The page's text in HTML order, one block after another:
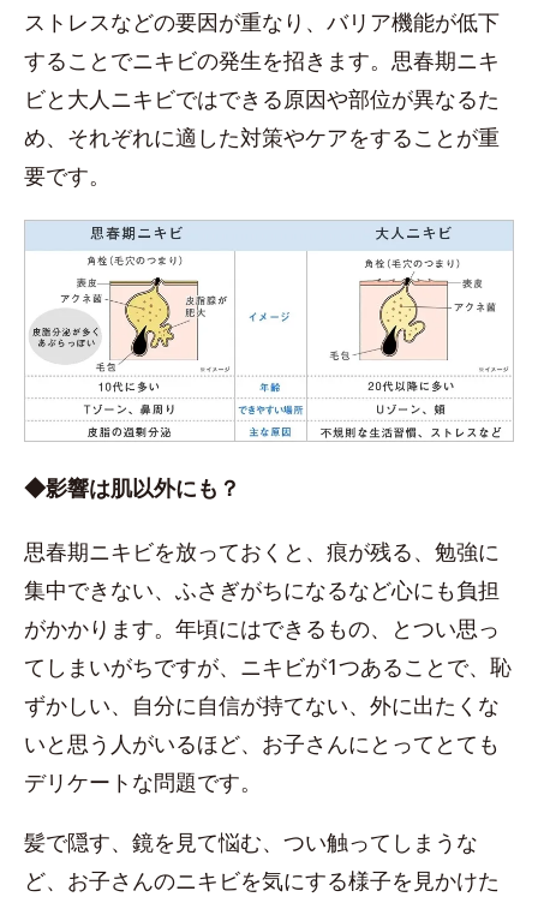
ストレスなどの要因が重なり、バリア機能が低下
することでニキビの発生を招きます。思春期ニキ
ビと大人ニキビではできる原因や部位が異なるた
め、それぞれに適した対策やケアをすることが重
要です。
◆影響は肌以外にも？
思春期ニキビを放っておくと、痕が残る、勉強に
集中できない、ふさぎがちになるなど心にも負担
がかかります。年頃にはできるもの、とつい思っ
てしまいがちですが、ニキビが1つあることで、恥
ずかしい、自分に自信が持てない、外に出たくな
いと思う人がいるほど、お子さんにとってとても
デリケートな問題です。
髪で隠す、鏡を見て悩む、つい触ってしまうな
ど、お子さんのニキビを気にする様子を見かけた